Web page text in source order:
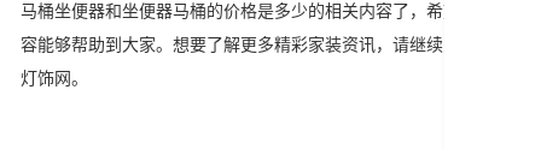
马桶坐便器和坐便器马桶的价格是多少的相关内容了，希望文章内
容能够帮助到大家。想要了解更多精彩家装资讯，请继续关注馨巢
灯饰网。